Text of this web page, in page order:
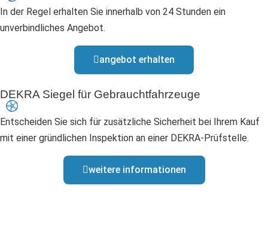
In der Regel erhalten Sie innerhalb von 24 Stunden ein
unverbindliches Angebot.
angebot erhalten
DEKRA Siegel für Gebrauchtfahrzeuge
Entscheiden Sie sich für zusätzliche Sicherheit bei Ihrem Kauf
mit einer gründlichen Inspektion an einer DEKRA-Prüfstelle.
weitere informationen